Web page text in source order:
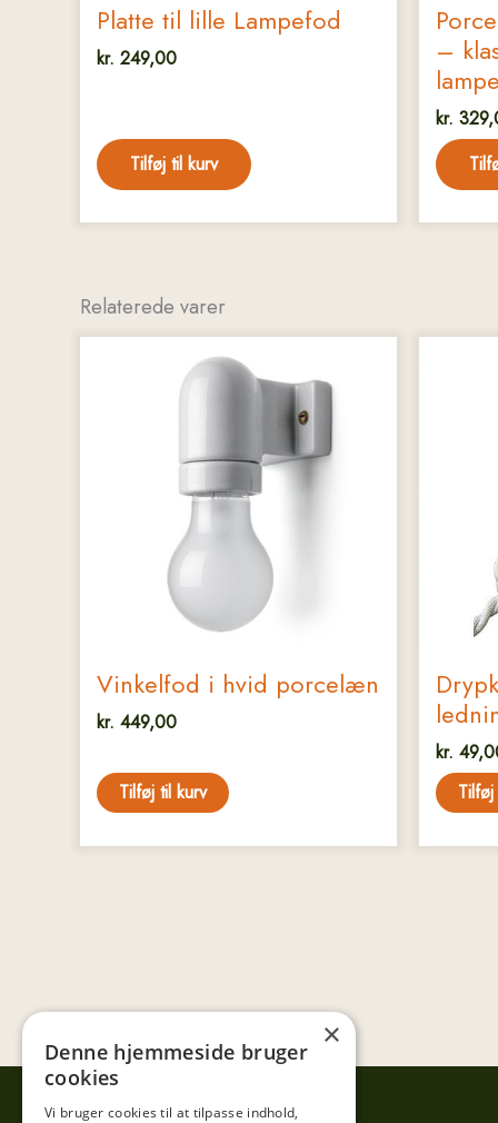
Platte til lille Lampefod
kr. 249,00
Tilføj til kurv
–
kr.
Relaterede varer
Vinkelfod i hvid porcelæn
kr. 449,00
Tilføj til kurv
kr.
×
Denne hjemmeside bruger
cookies
Vi bruger cookies til at tilpasse indhold,